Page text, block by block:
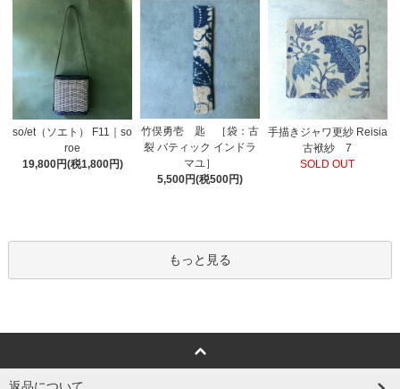
so/et（ソエト） F11｜so
roe
19,800円(税1,800円)
竹俣勇壱 匙 ［袋：古
裂 バティック インドラ
マユ］
5,500円(税500円)
手描きジャワ更紗 Reisia
古袱紗 7
SOLD OUT
もっと見る